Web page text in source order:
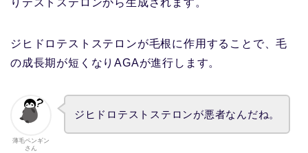
りテストステロンから生成されます。
ジヒドロテストステロンが毛根に作用することで、毛
の成長期が短くなりAGAが進行します。
薄毛ペンギン
さん
ジヒドロテストステロンが悪者なんだね。